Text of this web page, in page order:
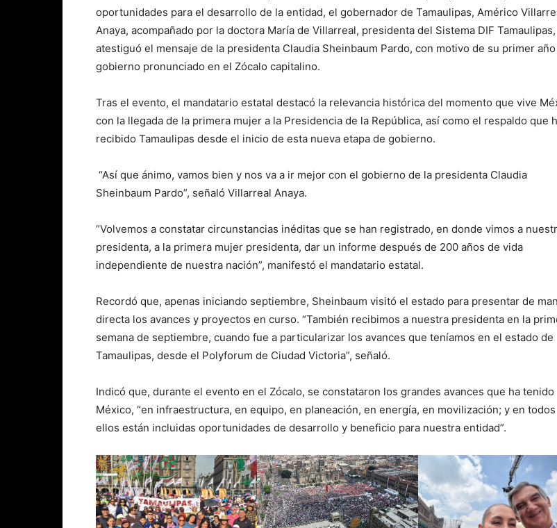
oportunidades para el desarrollo de la entidad, el gobernador de Tamaulipas, Américo
Anaya, acompañado por la doctora María de Villarreal, presidenta del Sistema DIF Tamaulipas,
atestiguó el mensaje de la presidenta Claudia Sheinbaum Pardo, con motivo de su primer
gobierno pronunciado en el Zócalo capitalino.
Tras el evento, el mandatario estatal destacó la relevancia histórica del momento que vive
con la llegada de la primera mujer a la Presidencia de la República, así como el respaldo que
recibido Tamaulipas desde el inicio de esta nueva etapa de gobierno.
“Así que ánimo, vamos bien y nos va a ir mejor con el gobierno de la presidenta Claudia
Sheinbaum Pardo”, señaló Villarreal Anaya.
“Volvemos a constatar circunstancias inéditas que se han registrado, en donde vimos a
presidenta, a la primera mujer presidenta, dar un informe después de 200 años de vida
independiente de nuestra nación”, manifestó el mandatario estatal.
Recordó que, apenas iniciando septiembre, Sheinbaum visitó el estado para presentar de
directa los avances y proyectos en curso. “También recibimos a nuestra presidenta en la
semana de septiembre, cuando fue a particularizar los avances que teníamos en el estado de
Tamaulipas, desde el Polyforum de Ciudad Victoria”, señaló.
Indicó que, durante el evento en el Zócalo, se constataron los grandes avances que ha tenido
México, “en infraestructura, en equipo, en planeación, en energía, en movilización; y en todos
ellos están incluidas oportunidades de desarrollo y beneficio para nuestra entidad”.